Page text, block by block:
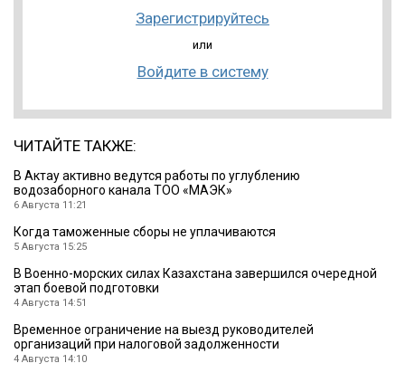
Зарегистрируйтесь
или
Войдите в систему
ЧИТАЙТЕ ТАКЖЕ:
В Актау активно ведутся работы по углублению
водозаборного канала ТОО «МАЭК»
6 Августа 11:21
Когда таможенные сборы не уплачиваются
5 Августа 15:25
В Военно-морских силах Казахстана завершился очередной
этап боевой подготовки
4 Августа 14:51
Временное ограничение на выезд руководителей
организаций при налоговой задолженности
4 Августа 14:10